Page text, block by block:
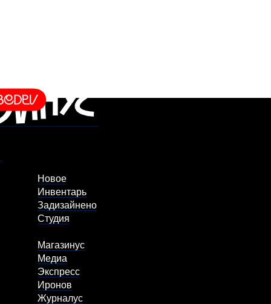
Новое
Инвентарь
Задизайнено
Студия
Магазинус
Медиа
Экспресс
Иронов
Журналус